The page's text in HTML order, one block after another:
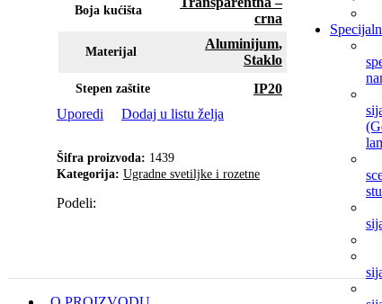
Boja kućišta
crna
Materijal
Aluminijum,
Staklo
Stepen zaštite
IP20
Uporedi
Dodaj u listu želja
Šifra proizvoda: 1439
Kategorija: Ugradne svetiljke i rozetne
Podeli: